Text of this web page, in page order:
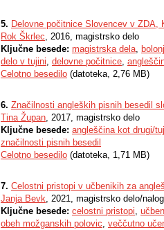
5. Delovne počitnice Slovencev v ZDA,
Rok Škrlec, 2016, magistrsko delo
Ključne besede: magistrska dela,
delo v tujini, delovne počitnice,
Celotno besedilo (datoteka, 2,76 MB)
6. Značilnosti angleških pisnih besedil
Tina Župan, 2017, magistrsko delo
Ključne besede: angleščina kot drugi/
značilnosti pisnih besedil
Celotno besedilo (datoteka, 1,71 MB)
7. Celostni pristopi v učbenikih za
Janja Bevk, 2021, magistrsko delo/
Ključne besede: celostni pristopi,
obeh možganskih polovic, veččutno